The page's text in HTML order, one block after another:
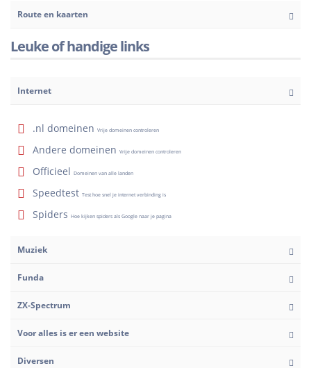
Route en kaarten
Leuke of handige links
Internet
.nl domeinen Vrije domeinen controleren
Andere domeinen Vrije domeinen controleren
Officieel Domeinen van alle landen
Speedtest Test hoe snel je internet verbinding is
Spiders Hoe kijken spiders als Google naar je pagina
Muziek
Funda
ZX-Spectrum
Voor alles is er een website
Diversen